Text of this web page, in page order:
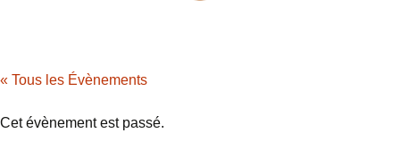
« Tous les Évènements
Cet évènement est passé.